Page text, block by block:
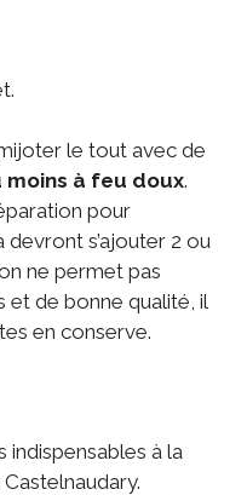
le tout avec de
moins à feu doux.
pour
devront s’ajouter 2 ou
ne permet pas
et de bonne qualité, il
en conserve.
à la